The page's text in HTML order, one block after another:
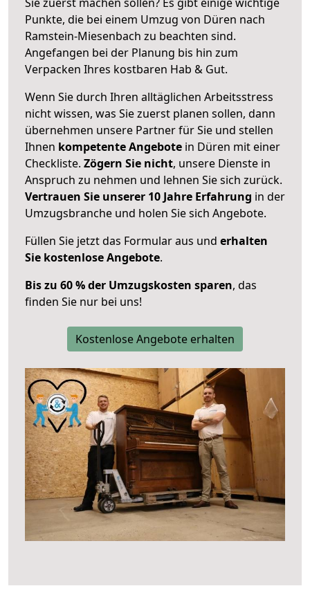
Punkte, die bei einem Umzug von Düren nach
Ramstein-Miesenbach zu beachten sind.
Angefangen bei der Planung bis hin zum
Verpacken Ihres kostbaren Hab & Gut.
Wenn Sie durch Ihren alltäglichen Arbeitsstress
nicht wissen, was Sie zuerst planen sollen, dann
übernehmen unsere Partner für Sie und stellen
Ihnen kompetente Angebote in Düren mit einer
Checkliste. Zögern Sie nicht, unsere Dienste in
Anspruch zu nehmen und lehnen Sie sich zurück.
Vertrauen Sie unserer 10 Jahre Erfahrung in der
Umzugsbranche und holen Sie sich Angebote.
Füllen Sie jetzt das Formular aus und erhalten
Sie kostenlose Angebote.
Bis zu 60 % der Umzugskosten sparen, das
finden Sie nur bei uns!
Kostenlose Angebote erhalten